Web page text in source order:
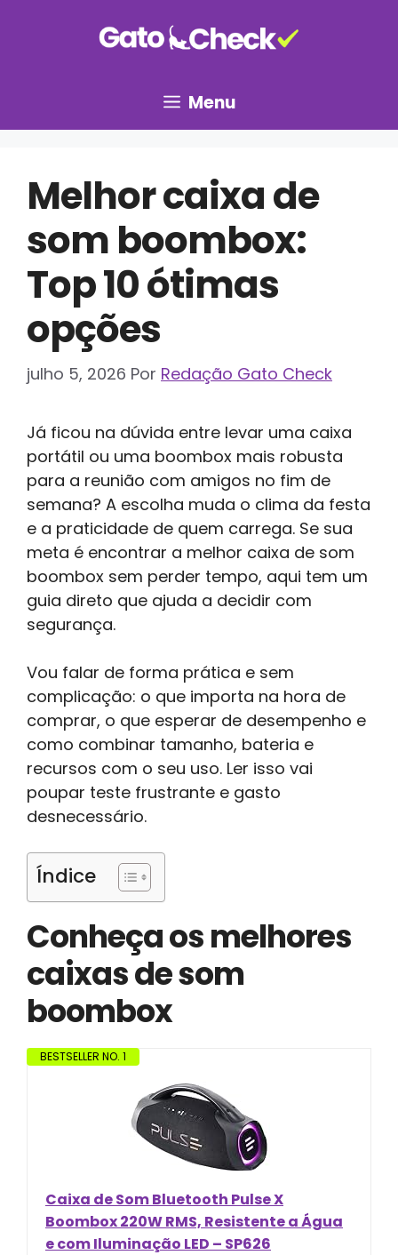
Menu
Melhor caixa de
som boombox:
Top 10 ótimas
opções
julho 5, 2026 Por Redação Gato Check
Já ficou na dúvida entre levar uma caixa
portátil ou uma boombox mais robusta
para a reunião com amigos no fim de
semana? A escolha muda o clima da festa
e a praticidade de quem carrega. Se sua
meta é encontrar a melhor caixa de som
boombox sem perder tempo, aqui tem um
guia direto que ajuda a decidir com
segurança.
Vou falar de forma prática e sem
complicação: o que importa na hora de
comprar, o que esperar de desempenho e
como combinar tamanho, bateria e
recursos com o seu uso. Ler isso vai
poupar teste frustrante e gasto
desnecessário.
Índice
Conheça os melhores
caixas de som
boombox
BESTSELLER NO. 1
Caixa de Som Bluetooth Pulse X
Boombox 220W RMS, Resistente a Água
e com Iluminação LED – SP626